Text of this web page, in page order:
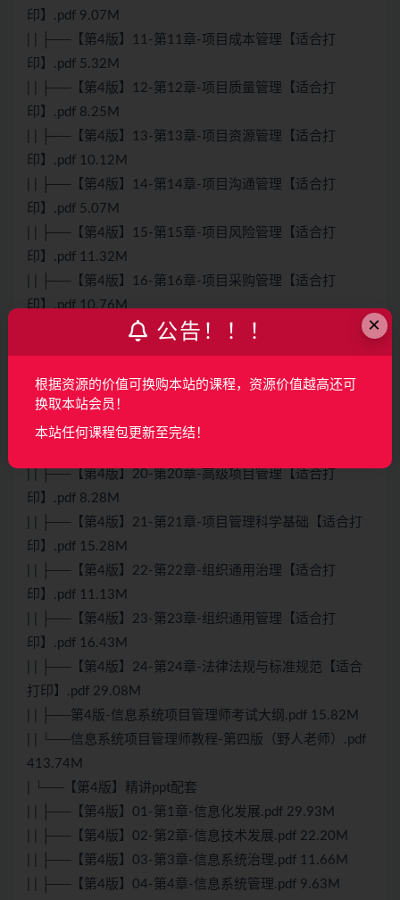
印】.pdf 9.07M
| | ├──【第4版】11-第11章-项目成本管理【适合打
印】.pdf 5.32M
| | ├──【第4版】12-第12章-项目质量管理【适合打
印】.pdf 8.25M
| | ├──【第4版】13-第13章-项目资源管理【适合打
印】.pdf 10.12M
| | ├──【第4版】14-第14章-项目沟通管理【适合打
印】.pdf 5.07M
| | ├──【第4版】15-第15章-项目风险管理【适合打
印】.pdf 11.32M
| | ├──【第4版】16-第16章-项目采购管理【适合打
印】.pdf 10.76M
| | ├──【第4版】17-第17章-项目干系人管理【适合打
印】.pdf 7.40M
| | ├──【第4版】18-第18章-项目绩效域【适合打印】.pdf
17.44M
| | ├──【第4版】19-第19章-配置和变更管理【适合打
| | ├──【第4版】20-第20章-高级项目管理【适合打
印】.pdf 8.28M
| | ├──【第4版】21-第21章-项目管理科学基础【适合打
印】.pdf 15.28M
| | ├──【第4版】22-第22章-组织通用治理【适合打
印】.pdf 11.13M
| | ├──【第4版】23-第23章-组织通用管理【适合打
印】.pdf 16.43M
| | ├──【第4版】24-第24章-法律法规与标准规范【适合
打印】.pdf 29.08M
| | ├──第4版-信息系统项目管理师考试大纲.pdf 15.82M
| | └──信息系统项目管理师教程-第四版（野人老师）.pdf
413.74M
| └──【第4版】精讲ppt配套
| | ├──【第4版】01-第1章-信息化发展.pdf 29.93M
| | ├──【第4版】02-第2章-信息技术发展.pdf 22.20M
| | ├──【第4版】03-第3章-信息系统治理.pdf 11.66M
| | ├──【第4版】04-第4章-信息系统管理.pdf 9.63M
×
公告！！！
根据资源的价值可换购本站的课程，资源价值越高还可
换取本站会员！
本站任何课程包更新至完结！